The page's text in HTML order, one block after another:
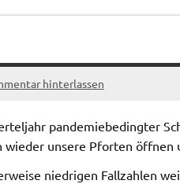
hinterlassen
pandemiebedingter
wieder unsere Pforten öffnen
niedrigen Fallzahlen